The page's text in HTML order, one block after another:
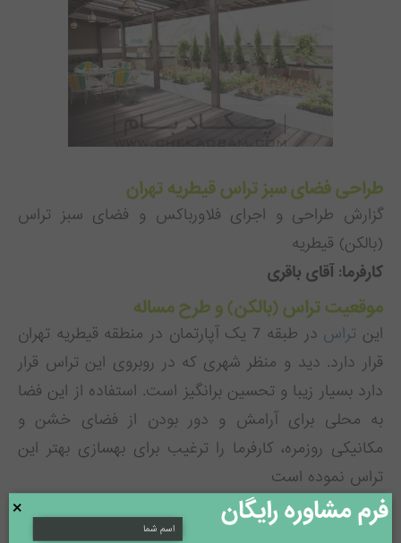
طراحی فضای سبز تراس قیطریه تهران
گزارش طراحی و اجرای فلاورباکس و فضای سبز تراس
(بالکن) قیطریه
کارفرما: آقای باقری
موقعیت تراس (بالکن) و طرح مساله
این تراس
در طبقه 7 یک آپارتمان در منطقه قیطریه تهران
قرار دارد. دید و منظر شهری که در روبروی این تراس قرار
دارد بسیار زیبا و تحسین برانگیز است. استفاده از این فضا
به محلی برای آرامش و دور بودن از فضای خشن و
مکانیکی روزمره، کارفرما را ترغیب برای بهسازی بهتر این
تراس نموده است
نیازهای کارفرما و چالش های طراحی تراس
فرم مشاوره رایگان ×